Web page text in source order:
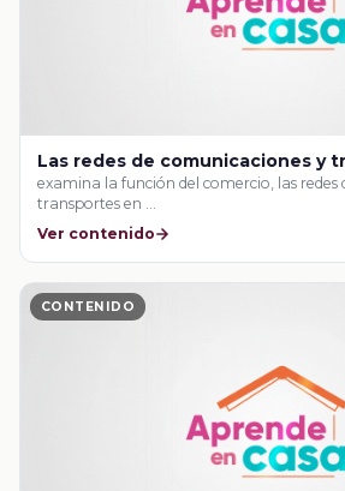
Las redes de comunicaciones y
examina la función del comercio, las redes
transportes en …
Ver contenido
CONTENIDO